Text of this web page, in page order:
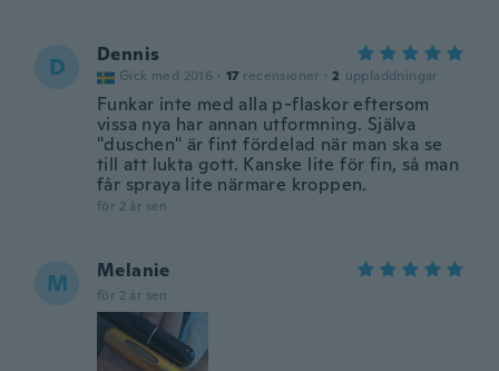
D Dennis
Gick med 2016 · 17 recensioner · 2 uppladdningar
Funkar inte med alla p-flaskor eftersom
vissa nya har annan utformning. Själva
"duschen" är fint fördelad när man ska se
till att lukta gott. Kanske lite för fin, så man
får spraya lite närmare kroppen.
för 2 år sen
M Melanie
för 2 år sen